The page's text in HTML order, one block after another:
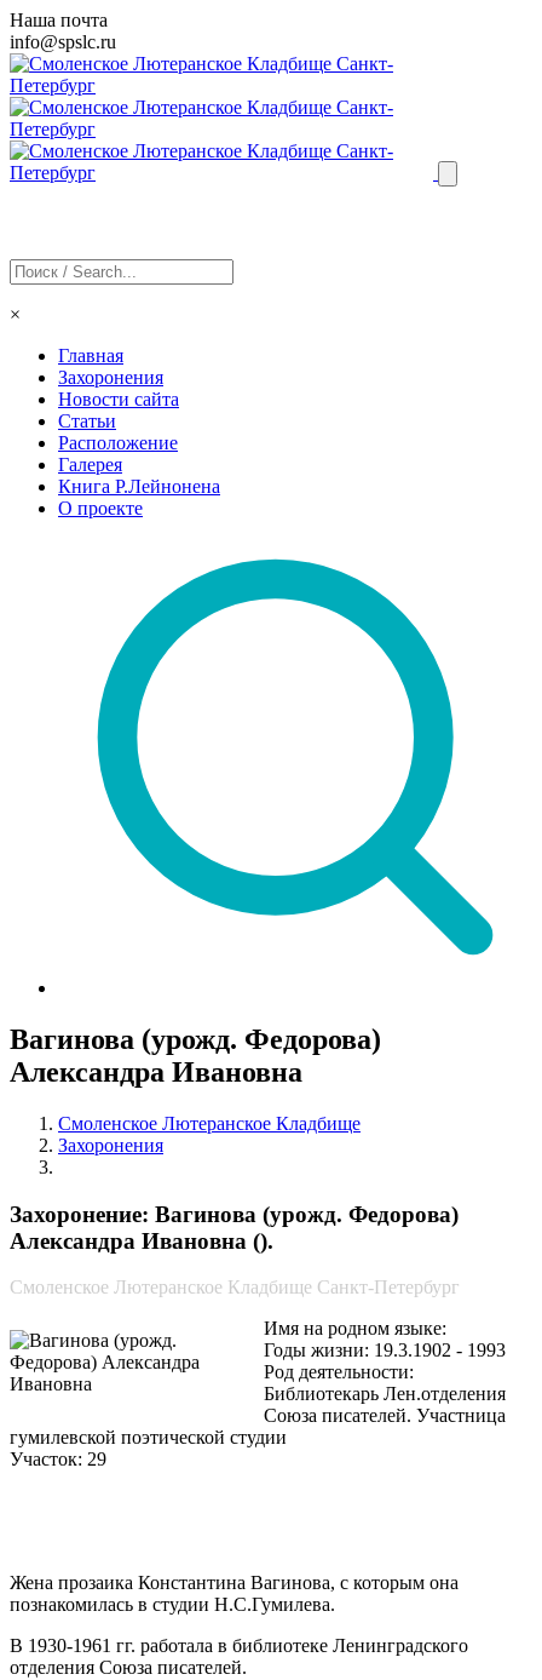
Наша почта
info@spslc.ru
×
Главная
Захоронения
Новости сайта
Статьи
Расположение
Галерея
Книга Р.Лейнонена
О проекте
Вагинова (урожд. Федорова)
Александра Ивановна
Смоленское Лютеранское Кладбище
Захоронения
Захоронение: Вагинова (урожд. Федорова)
Александра Ивановна ().
Смоленское Лютеранское Кладбище Санкт-Петербург
Имя на родном языке:
Годы жизни: 19.3.1902 - 1993
Род деятельности:
Библиотекарь Лен.отделения
Союза писателей. Участница
гумилевской поэтической студии
Участок: 29
Жена прозаика Константина Вагинова, с которым она
познакомилась в студии Н.С.Гумилева.
В 1930-1961 гг. работала в библиотеке Ленинградского
отделения Союза писателей.